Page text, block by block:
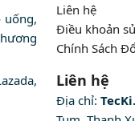
uống,
Liên hệ
Điều khoản
Chính Sách
Liên hệ
Địa chỉ: